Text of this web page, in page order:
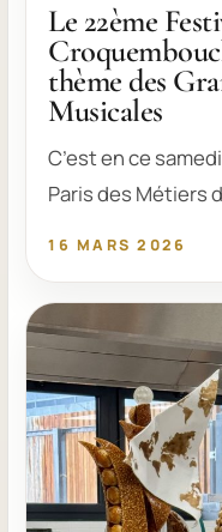
Le 22ème
thème des
Musicales
C’est en ce
Paris des Métiers
16 MARS 2026